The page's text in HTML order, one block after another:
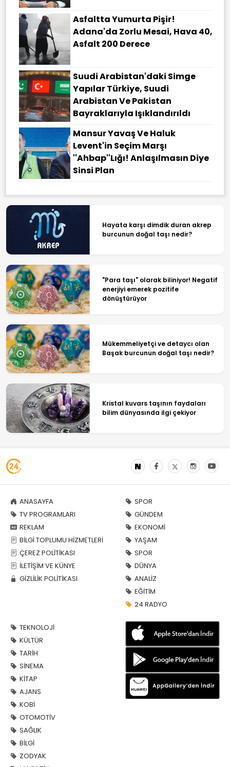
Asfaltta Yumurta Pişir!
Adana'da Zorlu Mesai, Hava 40,
Asfalt 200 Derece
Suudi Arabistan'daki Simge
Yapılar Türkiye, Suudi
Arabistan Ve Pakistan
Bayraklarıyla Işıklandırıldı
Mansur Yavaş Ve Haluk
Levent'in Seçim Marşı
''Ahbap''lığı! Anlaşılmasın Diye
Sinsi Plan
Hayata karşı dimdik duran akrep
burcunun doğal taşı nedir?
"Para taşı" olarak biliniyor! Negatif
enerjiyi emerek pozitife
dönüştürüyor
Mükemmeliyetçi ve detaycı olan
Başak burcunun doğal taşı nedir?
Kristal kuvars taşının faydaları
bilim dünyasında ilgi çekiyor
ANASAYFA
TV PROGRAMLARI
REKLAM
BİLGİ TOPLUMU HİZMETLERİ
ÇEREZ POLİTİKASI
İLETİŞİM VE KÜNYE
GİZLİLİK POLİTİKASI
SPOR
GÜNDEM
EKONOMİ
YAŞAM
SPOR
DÜNYA
ANALİZ
EĞİTİM
24 RADYO
TEKNOLOJİ
KÜLTÜR
TARİH
SİNEMA
KİTAP
AJANS
KOBİ
OTOMOTİV
SAĞLIK
BİLGİ
ZODYAK